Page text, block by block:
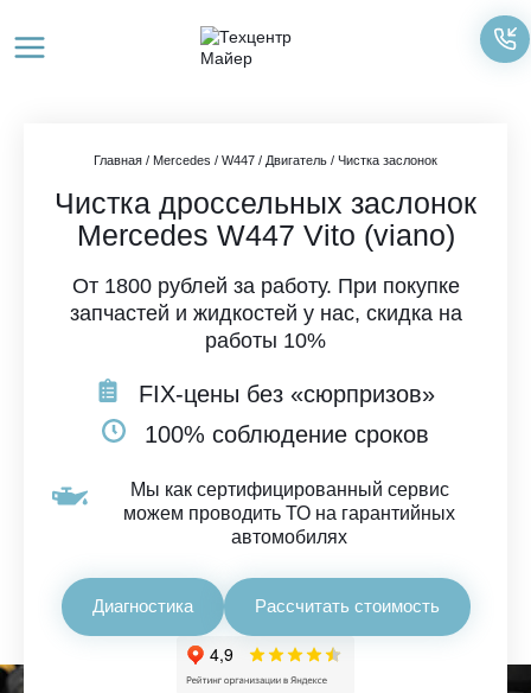
содержимому
Главная / Mercedes / W447 / Двигатель / Чистка заслонок
Чистка дроссельных заслонок
Mercedes W447 Vito (viano)
От 1800 рублей за работу. При покупке
запчастей и жидкостей у нас, скидка на
работы 10%
FIX-цены без «сюрпризов»
100% соблюдение сроков
Мы как сертифицированный сервис
можем проводить ТО на гарантийных
автомобилях
Диагностика Рассчитать стоимость